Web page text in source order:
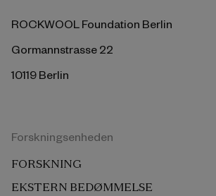
ROCKWOOL Foundation Berlin
Gormannstrasse 22
10119 Berlin
Forskningsenheden
FORSKNING
EKSTERN BEDØMMELSE